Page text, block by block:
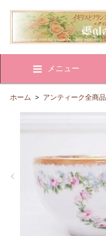
メニュー
ホーム > アンティーク全商品